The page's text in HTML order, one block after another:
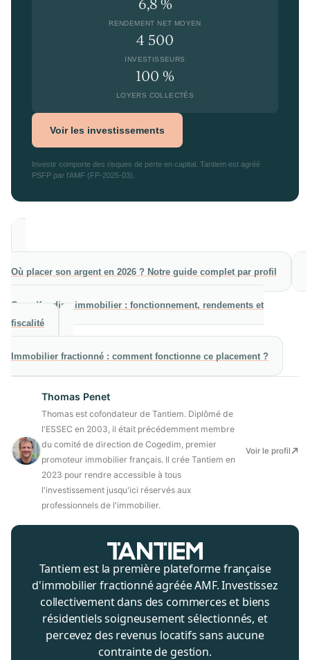
6,8 %
RENDEMENT NET MOYEN
4 500
INVESTISSEURS
100 %
LOYERS COLLECTÉS
Voir les investissements
Investir comporte des risques de perte en capital. Tantiem est agréé
PSFP par l'AMF (FP-2025-03).
→
Où placer son argent en 2026 ? Notre guide complet par profil
→
Crowdfunding immobilier : fonctionnement, rendements et
fiscalité
→
Immobilier fractionné : comment fonctionne ce placement ?
Thomas Penet
Thomas est cofondateur de Tantiem. Diplômé de
l'ESSEC en 2003, il était précédemment membre
du comité de direction de Cogedim, premier
promoteur immobilier français. Il crée Tantiem en
2023 pour rendre accessible à tous
l'investissement jusqu'ici réservés aux
professionnels de l'immobilier.
Voir le profil
Tantiem est la première plateforme française
d'immobilier fractionné agréée AMF. Investissez
collectivement dans des commerces et biens
résidentiels soigneusement sélectionnés, et
percevez des revenus locatifs sans aucune
contrainte de gestion.